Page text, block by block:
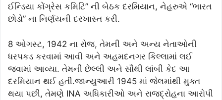
ઈન્ડિયા કોંગ્રેસ કમિટિ” ની બેઠક દરમિયાન, નેહરુએ “ભારત
છોડો” ના નિર્ણયની દરખાસ્ત કરી.
8 ઓગસ્ટ, 1942 ના રોજ, તેમની અને અન્ય નેતાઓની
ધરપકડ કરવામાં આવી અને અહમદનગર કિલ્લામાં લઈ
જવામાં આવ્યા. તેમની છેલ્લી અને સૌથી લાંબી કેદ આ
દરમિયાન થઈ હતી.જાન્યુઆરી 1945 માં જેલમાંથી મુક્ત
થયા પછી, તેમણે INA અધિકારીઓ અને રાજદ્રોહના આરોપી